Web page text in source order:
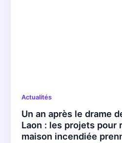
Actualités
Un an après le drame
Laon : les projets pour
maison incendiée